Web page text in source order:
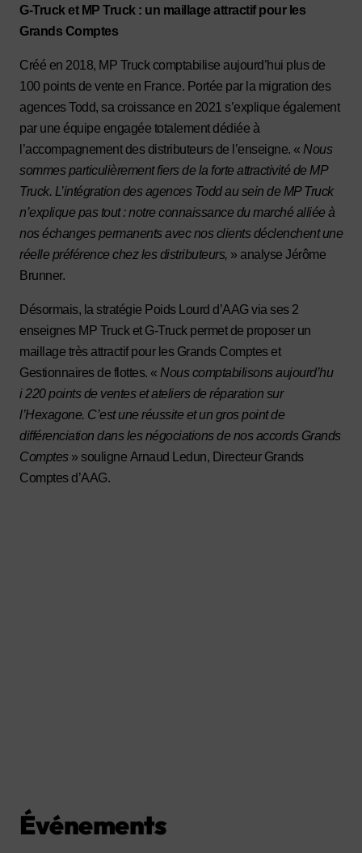
G-Truck et MP Truck : un maillage attractif pour les
Grands Comptes
Créé en 2018, MP Truck comptabilise aujourd’hui plus de
100 points de vente en France. Portée par la migration des
agences Todd, sa croissance en 2021 s’explique également
par une équipe engagée totalement dédiée à
l’accompagnement des distributeurs de l’enseigne. « Nous
sommes particulièrement fiers de la forte attractivité de MP
Truck. L’intégration des agences Todd au sein de MP Truck
n’explique pas tout : notre connaissance du marché alliée à
nos échanges permanents avec nos clients déclenchent une
réelle préférence chez les distributeurs, » analyse Jérôme
Brunner.
Désormais, la stratégie Poids Lourd d’AAG via ses 2
enseignes MP Truck et G-Truck permet de proposer un
maillage très attractif pour les Grands Comptes et
Gestionnaires de flottes. « Nous comptabilisons aujourd’hu
i 220 points de ventes et ateliers de réparation sur
l’Hexagone. C’est une réussite et un gros point de
différenciation dans les négociations de nos accords Grands
Comptes» souligne Arnaud Ledun, Directeur Grands
Comptes d’AAG.
Événements